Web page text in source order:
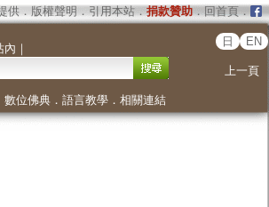
供． 版權聲明 ． 引用本站． 捐款贊助．回首頁．
內 ｜
日 EN
上一頁
數位佛典． 語言教學． 相關連結